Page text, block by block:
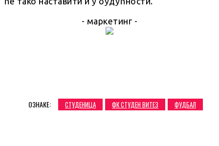
- маркетинг -
ОЗНАКЕ: СТУДЕНИЦА ФК СТУДЕН ВИТЕЗ ФУДБАЛ